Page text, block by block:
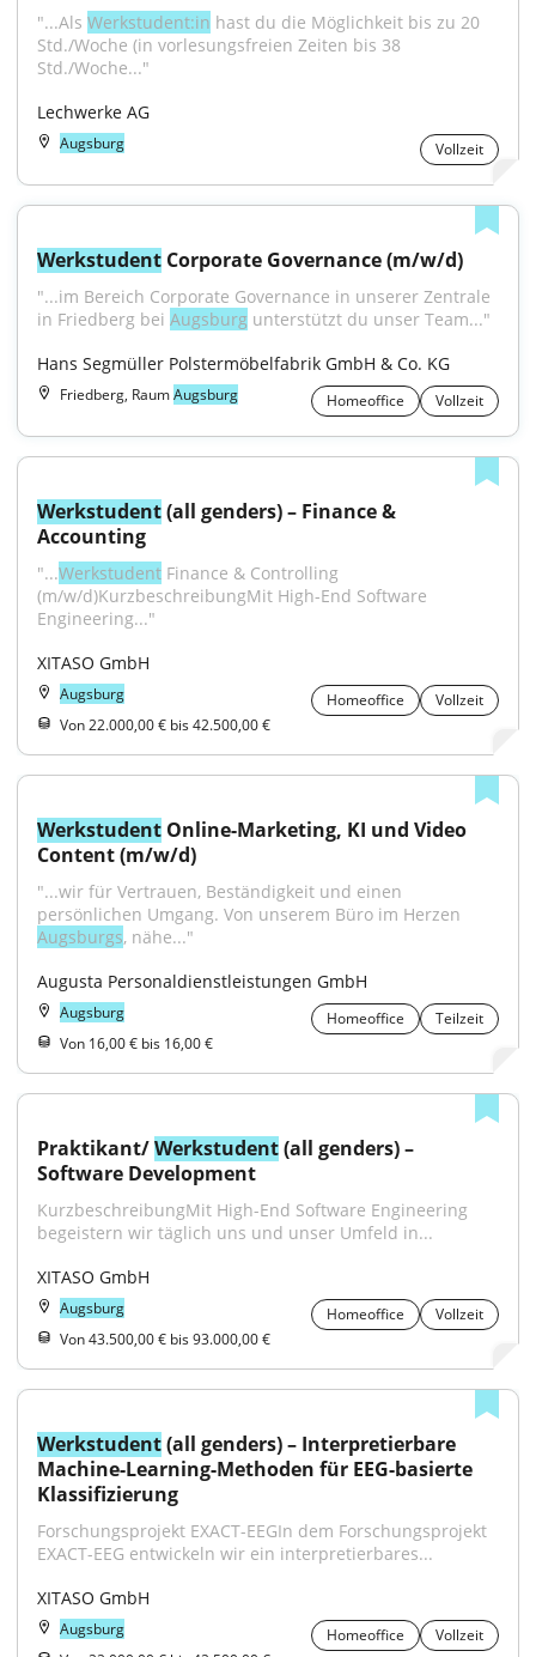
"...Als Werkstudent:in hast du die Möglichkeit bis zu 20
Std./Woche (in vorlesungsfreien Zeiten bis 38
Std./Woche..."
Lechwerke AG
Augsburg Vollzeit
Werkstudent Corporate Governance (m/w/d)
"...im Bereich Corporate Governance in unserer Zentrale
in Friedberg bei Augsburg unterstützt du unser Team..."
Hans Segmüller Polstermöbelfabrik GmbH & Co. KG
Friedberg, RaumAugsburg Homeoffice Vollzeit
Werkstudent (all genders) – Finance &
Accounting
"...Werkstudent Finance & Controlling
(m/w/d)KurzbeschreibungMit High-End Software
Engineering..."
XITASO GmbH
Augsburg Homeoffice
Vollzeit
Von 22.000,00 € bis 42.500,00 €
Werkstudent Online-Marketing, KI und Video
Content (m/w/d)
"...wir für Vertrauen, Beständigkeit und einen
Augsburgs, nähe..."
Augusta Personaldienstleistungen GmbH
Augsburg Homeoffice
Teilzeit
Von 16,00 € bis 16,00 €
Praktikant/ Werkstudent (all genders) –
Software Development
KurzbeschreibungMit High-End Software Engineering
begeistern wir täglich uns und unser Umfeld in...
XITASO GmbH
Augsburg Homeoffice
Vollzeit
Von 43.500,00 € bis 93.000,00 €
Werkstudent (all genders) – Interpretierbare
Machine-Learning-Methoden für EEG-basierte
Klassifizierung
Forschungsprojekt EXACT-EEGIn dem Forschungsprojekt
EXACT-EEG entwickeln wir ein interpretierbares...
XITASO GmbH
Augsburg Homeoffice
Vollzeit